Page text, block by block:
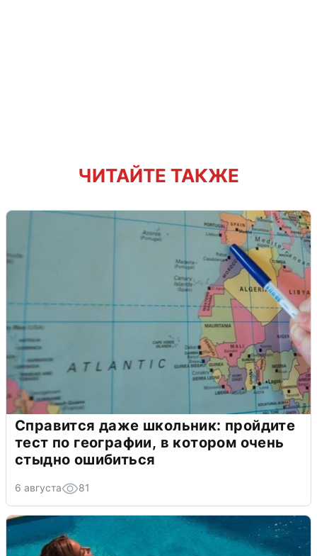
ЧИТАЙТЕ ТАКЖЕ
Справится даже школьник: пройдите
тест по географии, в котором очень
стыдно ошибиться
6 августа 81